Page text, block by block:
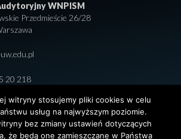
WNPISM
Przedmieście 26/28
20 218
witryny stosujemy pliki cookies w celu
usług na najwyższym poziomie.
bez zmiany ustawień dotyczących
że będą one zamieszczane w Państwa